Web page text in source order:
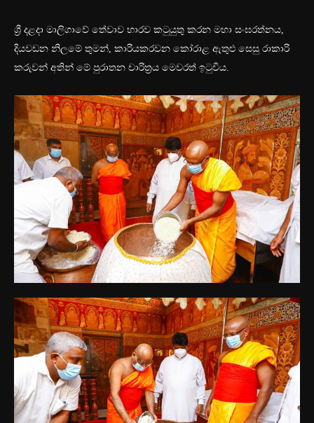
‍ශ්‍රී දළදා මාලිගාවේ තේවාව භාරව කටුයුතු කරන මහා සංඝරත්නය,
දියවඩන නිලමේ තුමන්, කාරියකරවන කෝරාළ ඇතුළු සෙසු රාකාරි
කරුවන් අතින් මේ පුරාතන චාරිත්‍රය මෙවරත් ඉටුවිය.